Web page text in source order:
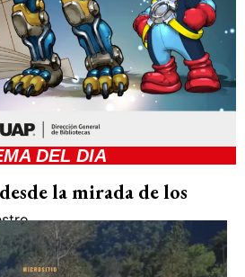
DEL DIA
la mirada de los